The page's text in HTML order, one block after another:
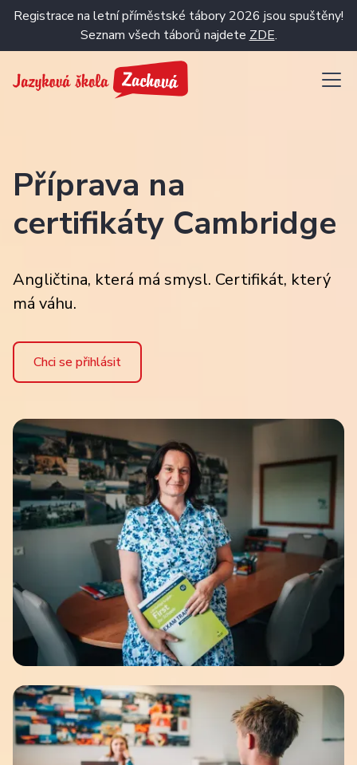
Registrace na letní příměstské tábory 2026 jsou spuštěny!
Seznam všech táborů najdete ZDE.
Příprava na
certifikáty Cambridge
Angličtina, která má smysl. Certifikát, který
má váhu.
Chci se přihlásit